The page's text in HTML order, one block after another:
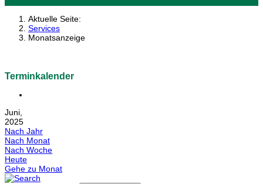
Aktuelle Seite:
Services
Monatsanzeige
Terminkalender
Juni,
2025
Nach Jahr
Nach Monat
Nach Woche
Heute
Gehe zu Monat